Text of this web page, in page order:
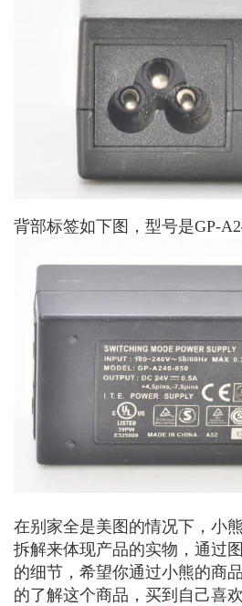
背部标签如下图，型号是GP-
在别家全是美图的情况下，小
拆解来体现产品的实物，通过
的细节，希望你通过小熊的商
的了解这个商品，买到自己喜